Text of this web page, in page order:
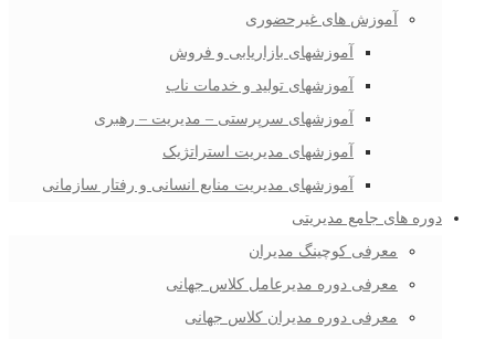
آموزش های غیرحضوری
آموزشهای بازاریابی و فروش
آموزشهای تولید و خدمات ناب
آموزشهای سرپرستی – مدیریت – رهبری
آموزشهای مدیریت استراتژیک
آموزشهای مدیریت منابع انسانی و رفتار سازمانی
دوره های جامع مدیریتی
معرفی کوچینگ مدیران
معرفی دوره مدیرعامل کلاس جهانی
معرفی دوره مدیران کلاس جهانی